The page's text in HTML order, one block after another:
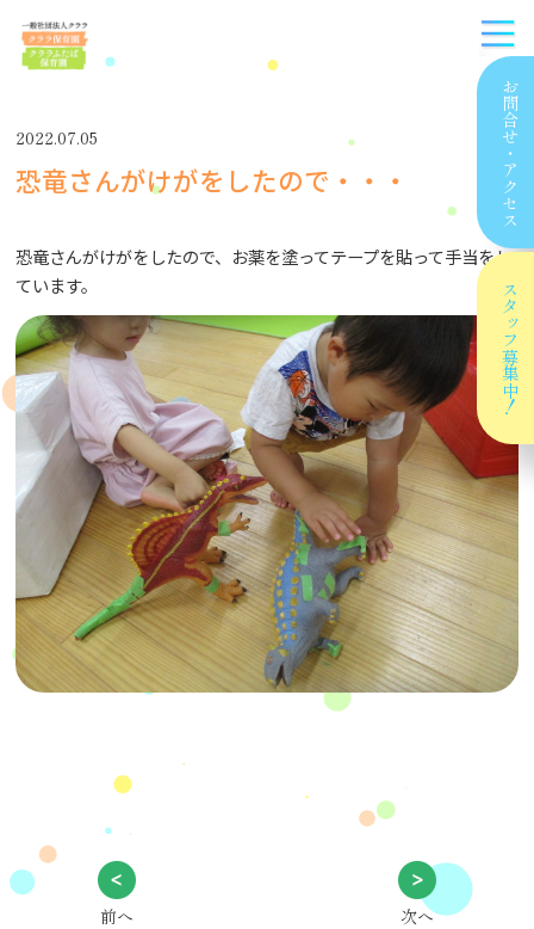
お問合せ
・
アクセス
スタッフ
募集中！
2022.07.05
恐竜さんがけがをしたので・・・
恐竜さんがけがをしたので、お薬を塗ってテープを貼って手当をし
ています。
前へ 次へ